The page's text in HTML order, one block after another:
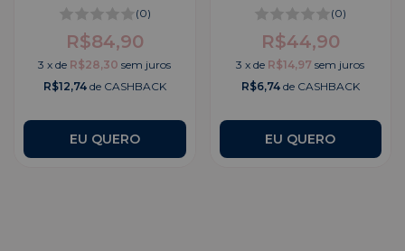
(0)
R$84,90
3 xde R$28,30 sem juros
R$12,74de CASHBACK
(0)
R$44,90
3 xde R$14,97 sem juros
R$6,74de CASHBACK